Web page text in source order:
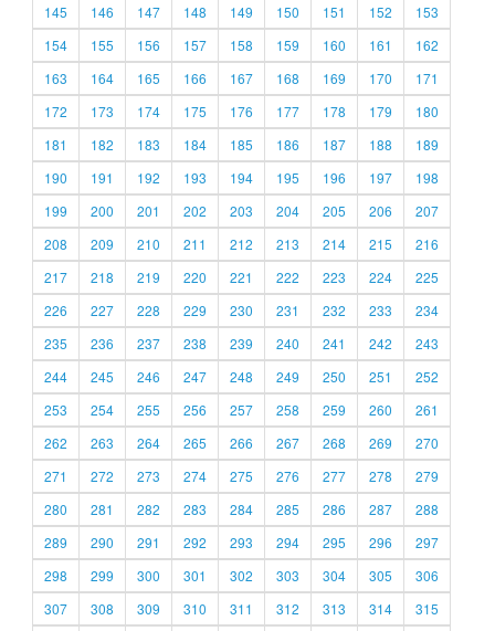
145
146 147 148 149 150 151 152
153
154
155 156 157 158 159 160 161
162
163
164 165 166 167 168 169 170
171
172
173 174 175 176 177 178 179
180
181
182 183 184 185 186 187 188
189
190
191 192 193 194 195 196 197
198
199
200 201 202 203 204 205 206
207
208
209 210 211 212 213 214 215
216
217
218 219 220 221 222 223 224
225
226
227 228 229 230 231 232 233
234
235
236 237 238 239 240 241 242
243
244
245 246 247 248 249 250 251
252
253
254 255 256 257 258 259 260
261
262
263 264 265 266 267 268 269
270
271
272 273 274 275 276 277 278
279
280
281 282 283 284 285 286 287
288
289
290 291 292 293 294 295 296
297
298
299 300 301 302 303 304 305
306
307
308 309 310 311 312 313 314 315